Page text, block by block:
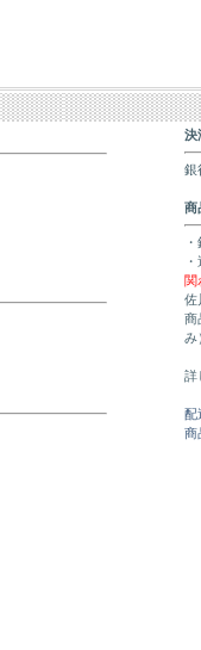
決
銀
商
関
佐
商
み
詳
配
商